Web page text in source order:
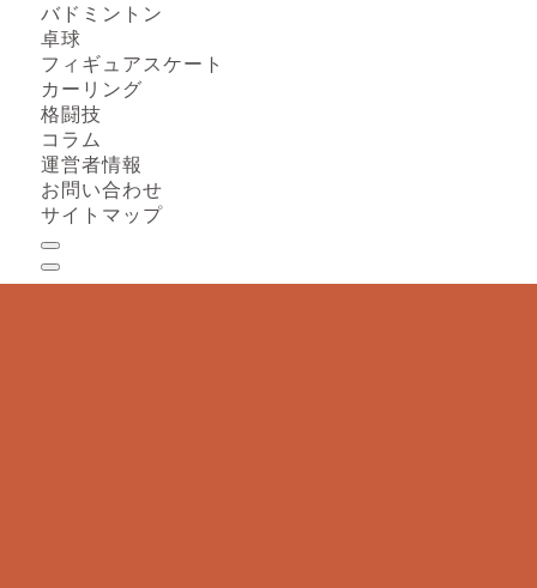
バドミントン
卓球
フィギュアスケート
カーリング
格闘技
コラム
運営者情報
お問い合わせ
サイトマップ